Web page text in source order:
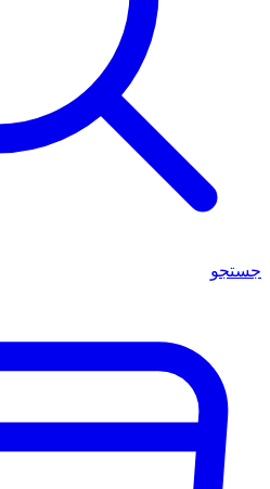
جستجو